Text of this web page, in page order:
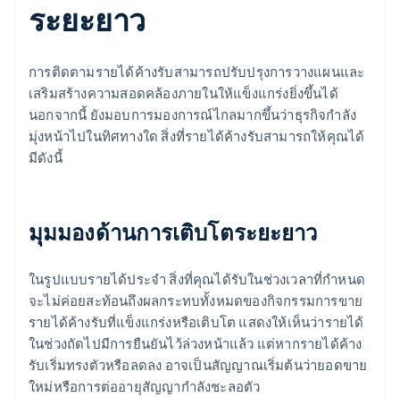
ระยะยาว
การติดตามรายได้ค้างรับสามารถปรับปรุงการวางแผนและ
เสริมสร้างความสอดคล้องภายในให้แข็งแกร่งยิ่งขึ้นได้
นอกจากนี้ ยังมอบการมองการณ์ไกลมากขึ้นว่าธุรกิจกำลัง
มุ่งหน้าไปในทิศทางใด สิ่งที่รายได้ค้างรับสามารถให้คุณได้
มีดังนี้
มุมมองด้านการเติบโตระยะยาว
ในรูปแบบรายได้ประจำ สิ่งที่คุณได้รับในช่วงเวลาที่กำหนด
จะไม่ค่อยสะท้อนถึงผลกระทบทั้งหมดของกิจกรรมการขาย
รายได้ค้างรับที่แข็งแกร่งหรือเติบโต แสดงให้เห็นว่ารายได้
ในช่วงถัดไปมีการยืนยันไว้ล่วงหน้าแล้ว แต่หากรายได้ค้าง
รับเริ่มทรงตัวหรือลดลง อาจเป็นสัญญาณเริ่มต้นว่ายอดขาย
ใหม่หรือการต่ออายุสัญญากำลังชะลอตัว